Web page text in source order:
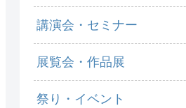
講演会・セミナー
展覧会・作品展
祭り・イベント